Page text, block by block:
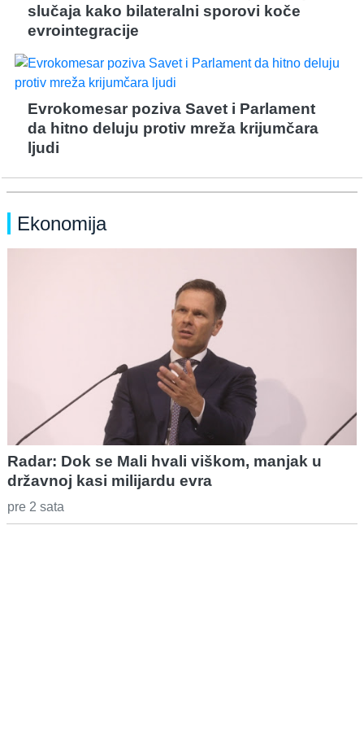
slučaja kako bilateralni sporovi koče
evrointegracije
Evrokomesar poziva Savet i Parlament
da hitno deluju protiv mreža krijumčara
ljudi
Ekonomija
Radar: Dok se Mali hvali viškom, manjak u
državnoj kasi milijardu evra
pre 2 sata